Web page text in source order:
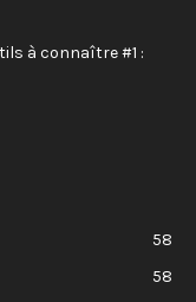
à connaître #1 :
58
58